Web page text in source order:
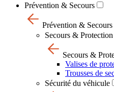
Prévention & Secours
Prévention & Secours
Secours & Protection
Secours &
Valises de
Trousses de
Sécurité du véhicule